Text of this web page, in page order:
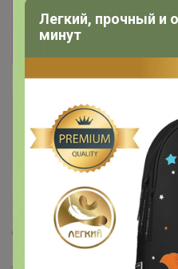
лишь членам
филина жена
Кандидат в
10 января, 2025 00:52
День добрый, посмотрите
Артикул 73024319
спасибо
Легкий, прочный и
минут